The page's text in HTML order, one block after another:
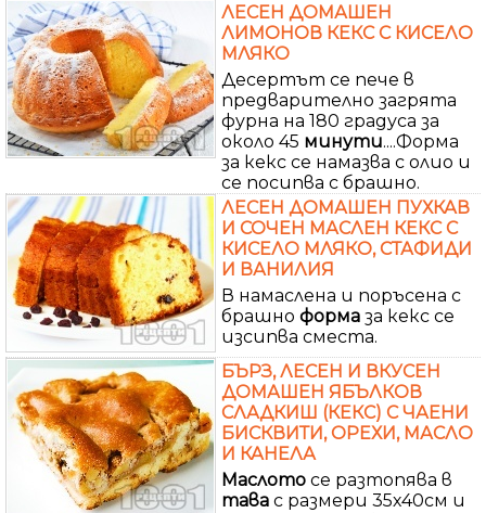
ЛЕСЕН ДОМАШЕН
ЛИМОНОВ КЕКС С КИСЕЛО
МЛЯКО
Десертът се пече в
предварително загрята
фурна на 180 градуса за
около 45 минути....Форма
за кекс се намазва с олио и
се посипва с брашно.
ЛЕСЕН ДОМАШЕН ПУХКАВ
И СОЧЕН МАСЛЕН КЕКС С
КИСЕЛО МЛЯКО, СТАФИДИ
И ВАНИЛИЯ
В намаслена и поръсена с
брашно форма за кекс се
изсипва сместа.
БЪРЗ, ЛЕСЕН И ВКУСЕН
ДОМАШЕН ЯБЪЛКОВ
СЛАДКИШ (КЕКС) С ЧАЕНИ
БИСКВИТИ, ОРЕХИ, МАСЛО
И КАНЕЛА
Маслото се разтопява в
тава с размери 35х40см и